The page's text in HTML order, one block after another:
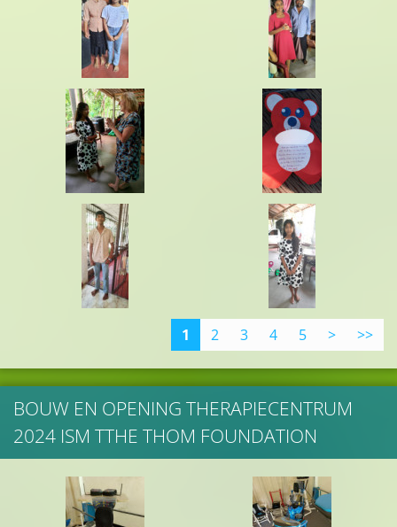
1 2 3 4 5 > >>
BOUW EN OPENING THERAPIECENTRUM
2024 ISM TTHE THOM FOUNDATION